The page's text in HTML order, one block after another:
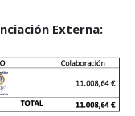
Externa: